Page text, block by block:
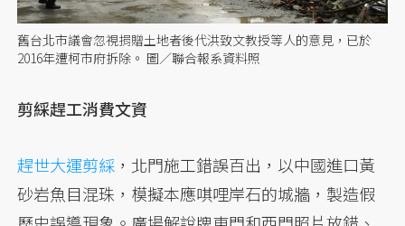
舊台北市議會忽視捐贈土地者後代洪致文教授等人的意見，已於
2016年遭柯市府拆除。 圖／聯合報系資料照
剪綵趕工消費文資
趕世大運剪綵 ，北門施工錯誤百出，以中國進口黃
砂岩魚目混珠，模擬本應唭哩岸石的城牆，製造假